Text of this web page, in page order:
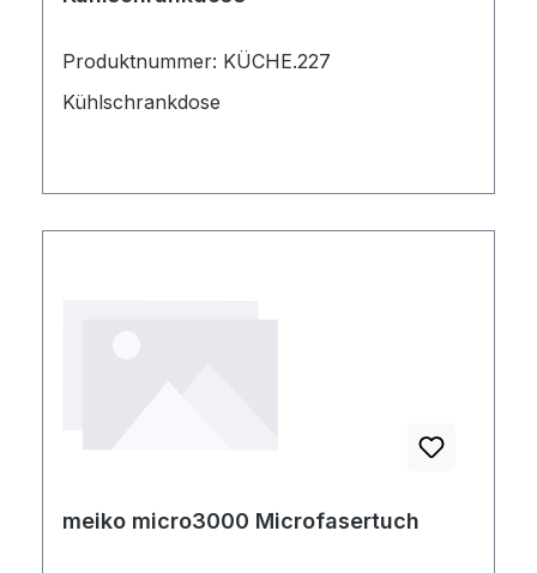
Produktnummer: KÜCHE.227
Kühlschrankdose
meiko micro3000 Microfasertuch